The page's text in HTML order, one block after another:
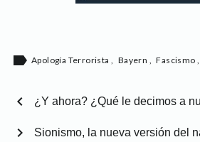
label Apología Terrorista Bayern Fascismo
chevron_left ¿Y ahora? ¿Qué le decimos a
Sionismo, la nueva versión del
chevron_right